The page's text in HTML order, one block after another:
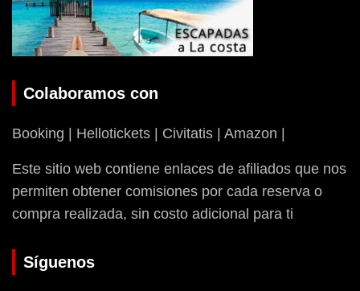
Colaboramos con
Booking | Hellotickets | Civitatis | Amazon |
Este sitio web contiene enlaces de afiliados que nos
permiten obtener comisiones por cada reserva o
compra realizada, sin costo adicional para ti
Síguenos